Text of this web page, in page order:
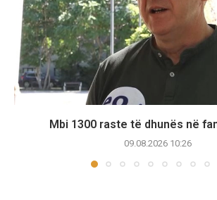
Mbi 1300 raste të dhunës në
09.08.2026 10:26